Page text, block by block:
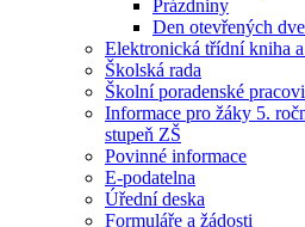
Prázdniny
Den otevřených
Elektronická třídní kniha
Školská rada
Školní poradenské
Informace pro žáky 5.
stupeň ZŠ
Povinné informace
E-podatelna
Úřední deska
Formuláře a žádosti